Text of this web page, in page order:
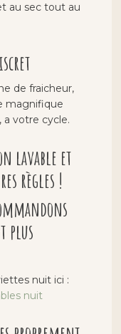
au sec tout au
de fraicheur,
magnifique
votre cycle.
lavable et
règles !
plus
nuit ici :
nuit